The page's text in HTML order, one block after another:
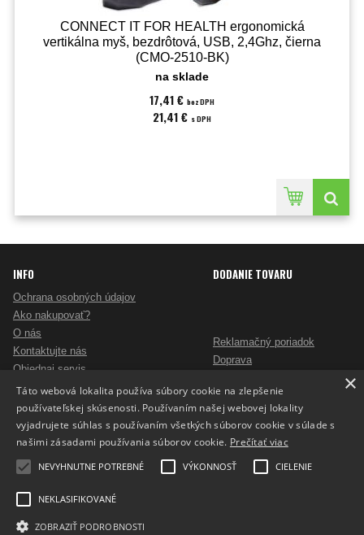
CONNECT IT FOR HEALTH ergonomická
vertikálna myš, bezdrôtová, USB, 2,4Ghz, čierna
(CMO-2510-BK)
na sklade
17,41 € bez DPH
21,41 € s DPH
INFO DODANIE TOVARU
Ochrana osobných údajov
Ako nakupovať?
O nás
Kontaktujte nás
Objednaj servis
Pošlite mi ponuku
Ako vybrať skartovač?
Nezáväzný dopyt na reklamné predmety
Potlač reklamných predmetov
Cookies
Reklamačný poriadok
Doprava
Alternatívne riešenie sporov
Odstúpenie od zmluvy
×
Táto webová lokalita používa súbory cookie na zlepšenie
používateľskej skúsenosti. Používaním našej webovej lokality
vyjadrujete súhlas s používaním všetkých súborov cookie v súlade s
našimi zásadami používania súborov cookie. Prečítať viac
NEVYHNUTNE POTREBNÉ VÝKONNOSŤ CIELENIE
NEKLASIFIKOVANÉ
ZOBRAZIŤ PODROBNOSTI